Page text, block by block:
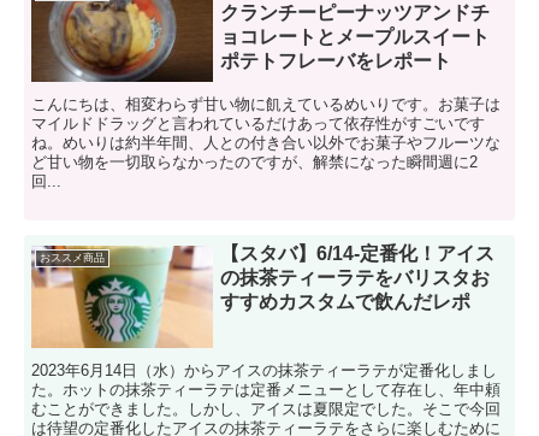
クランチーピーナッツアンドチ
ョコレートとメープルスイート
ポテトフレーバをレポート
こんにちは、相変わらず甘い物に飢えているめいりです。お菓子は
マイルドドラッグと言われているだけあって依存性がすごいです
ね。めいりは約半年間、人との付き合い以外でお菓子やフルーツな
ど甘い物を一切取らなかったのですが、解禁になった瞬間週に2
回...
おススメ商品
【スタバ】6/14-定番化！アイス
の抹茶ティーラテをバリスタお
すすめカスタムで飲んだレポ
2023年6月14日（水）からアイスの抹茶ティーラテが定番化しまし
た。ホットの抹茶ティーラテは定番メニューとして存在し、年中頼
むことができました。しかし、アイスは夏限定でした。そこで今回
は待望の定番化したアイスの抹茶ティーラテをさらに楽しむために